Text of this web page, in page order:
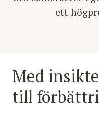
ett
Med
till